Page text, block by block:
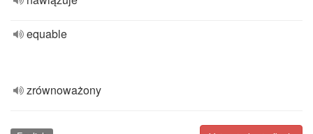
equable
zrównoważony